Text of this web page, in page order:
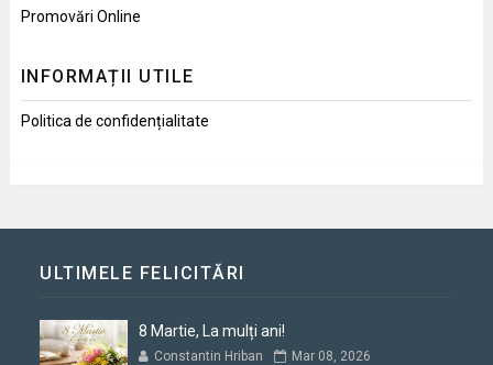
Promovări Online
INFORMAȚII UTILE
Politica de confidențialitate
ULTIMELE FELICITĂRI
8 Martie, La mulți ani!
Constantin Hriban Mar 08, 2026